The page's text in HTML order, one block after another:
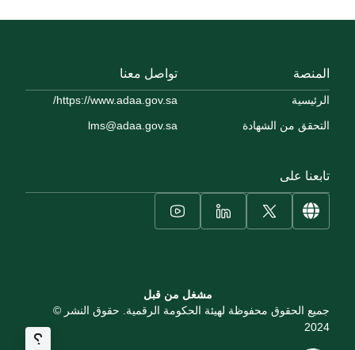
المنصة
الرئيسية
التحقق من الشهادة
تواصل معنا
https://www.adaa.gov.sa/
lms@adaa.gov.sa
تابعنا على
مشغل من قبل
جميع الحقوق محفوظة لهيئة الحكومة الرقمية. حقوق النشر ©
2024